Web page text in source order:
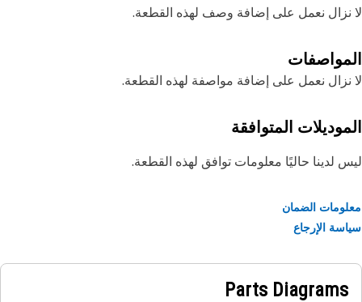
نزال نعمل على إضافة وصف لهذه القطعة.
نعمل على إضافة مواصفة لهذه القطعة.
المتوافقة
لدينا حاليًا معلومات توافق لهذه القطعة.
الضمان
الإرجاع
Parts Diagrams